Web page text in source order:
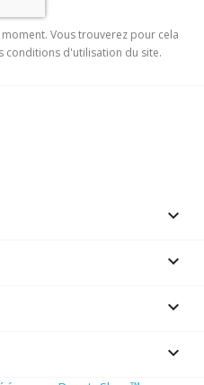
Vous trouverez pour cela
conditions d'utilisation du site.



keyboard_arrow_down